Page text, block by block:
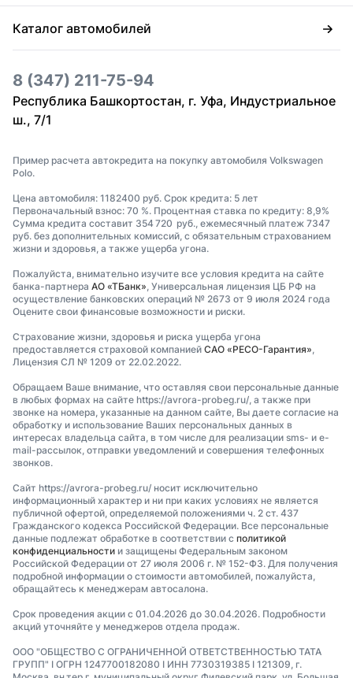
Каталог автомобилей
8 (347) 211-75-94
Республика Башкортостан, г. Уфа, Индустриальное
ш., 7/1
Пример расчета автокредита на покупку автомобиля Volkswagen
Polo.
Цена автомобиля: 1182400 руб. Срок кредита: 5 лет
Первоначальный взнос: 70 %. Процентная ставка по кредиту: 8,9%
Сумма кредита составит 354 720 руб., ежемесячный платеж 7347
руб. без дополнительных комиссий, с обязательным страхованием
жизни и здоровья, а также ущерба угона.
Пожалуйста, внимательно изучите все условия кредита на сайте
банка-партнера АО «ТБанк», Универсальная лицензия ЦБ РФ на
осуществление банковских операций № 2673 от 9 июля 2024 года
Оцените свои финансовые возможности и риски.
Страхование жизни, здоровья и риска ущерба угона
предоставляется страховой компанией САО «РЕСО-Гарантия»,
Лицензия СЛ № 1209 от 22.02.2022.
Обращаем Ваше внимание, что оставляя свои персональные данные
в любых формах на сайте https://avrora-probeg.ru/, а также при
звонке на номера, указанные на данном сайте, Вы даете согласие на
обработку и использование Ваших персональных данных в
интересах владельца сайта, в том числе для реализации sms- и e-
mail-рассылок, отправки уведомлений и совершения телефонных
звонков.
Сайт https://avrora-probeg.ru/ носит исключительно
информационный характер и ни при каких условиях не является
публичной офертой, определяемой положениями ч. 2 ст. 437
Гражданского кодекса Российской Федерации. Все персональные
данные подлежат обработке в соответствии с политикой
конфиденциальности и защищены Федеральным законом
Российской Федерации от 27 июля 2006 г. № 152-ФЗ. Для получения
подробной информации о стоимости автомобилей, пожалуйста,
обращайтесь к менеджерам автосалона.
Срок проведения акции с 01.04.2026 до 30.04.2026. Подробности
акций уточняйте у менеджеров отдела продаж.
ООО "ОБЩЕСТВО С ОГРАНИЧЕННОЙ ОТВЕТСТВЕННОСТЬЮ ТАТА
ГРУПП" I ОГРН 1247700182080 I ИНН 7730319385 I 121309, г.